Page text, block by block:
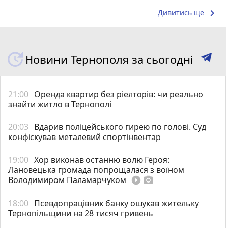
Дивитись ще keyboard_arrow_right
Новини Тернополя за сьогодні
21:00 Оренда квартир без ріелторів: чи реально
знайти житло в Тернополі
20:03
Вдарив поліцейського гирею по голові. Суд
конфіскував металевий спортінвентар
19:00 Хор виконав останню волю Героя:
Лановецька громада попрощалася з воїном
Володимиром Паламарчуком play_circle_filled photo_camera
18:00 Псевдопрацівник банку ошукав жительку
Тернопільщини на 28 тисяч гривень